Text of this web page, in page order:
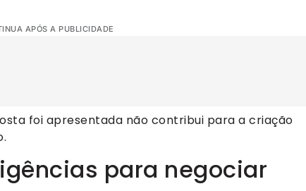
APÓS A PUBLICIDADE
foi apresentada não contribui para a criação
para negociar